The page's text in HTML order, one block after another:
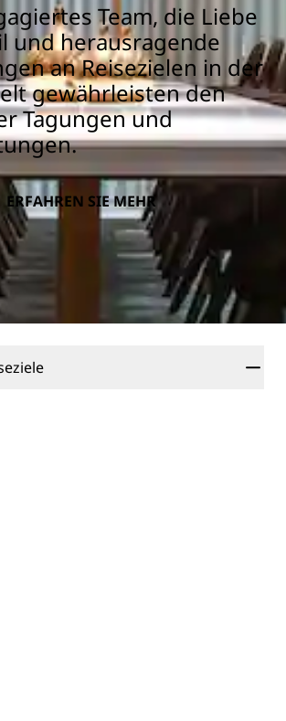
Team, die Liebe
und herausragende
an Reisezielen in der
gewährleisten den
Tagungen und
ERFAHREN SIE MEHR